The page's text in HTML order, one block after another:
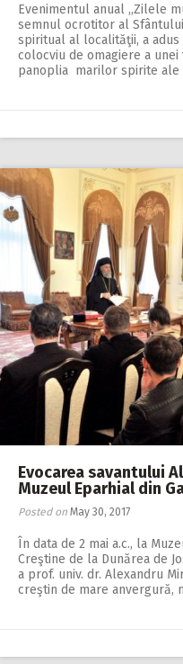
Evenimentul anual ,,Zi­lele
semnul ocrotitor al
spiritual al localităţii, a
colocviu de omagiere a
panoplia marilor spirite
Evocarea savantului
Muzeul Eparhial din
Posted on May 30, 2017
În data de 2 mai a.c., la
Creştine de la Dunărea de
a prof. univ. dr. Alexandru
creştin de mare anvergură,